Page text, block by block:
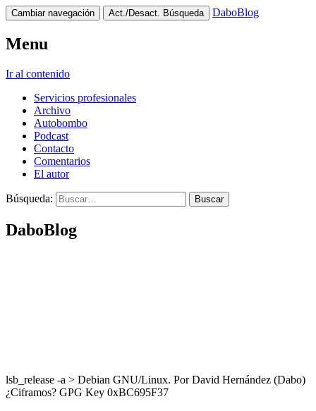
Cambiar navegación Act./Desact. Búsqueda DaboBlog
Menu
Ir al contenido
Servicios profesionales
Archivo
Autobombo
Podcast
Contacto
Comentarios
El autor
Búsqueda:
DaboBlog
lsb_release -a > Debian GNU/Linux. Por David Hernández (Dabo)
¿Ciframos? GPG Key 0xBC695F37